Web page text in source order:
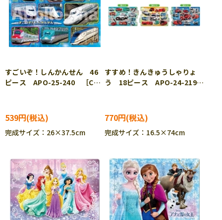
すごいぞ！しんかんせん 46
ピース APO-25-240 ［CP-
539円
完成サイズ：26×37.5cm
すすめ！きんきゅうしゃりょ
う 18ピース APO-24-219
770円
完成サイズ：16.5×74cm